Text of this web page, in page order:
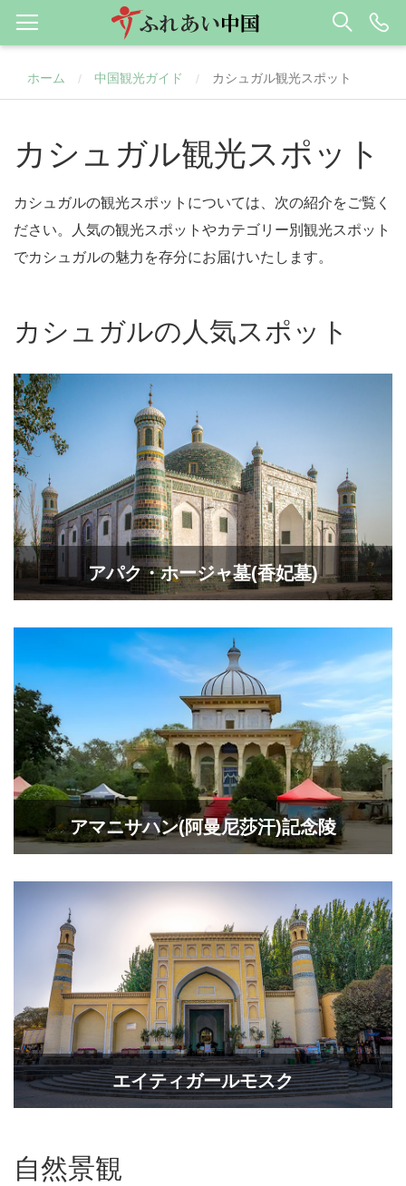
ホーム / 中国観光ガイド / カシュガル観光スポット
カシュガル観光スポット
カシュガルの観光スポットについては、次の紹介をご覧く
ださい。人気の観光スポットやカテゴリー別観光スポット
でカシュガルの魅力を存分にお届けいたします。
カシュガルの人気スポット
アパク・ホージャ墓(香妃墓)
アマニサハン(阿曼尼莎汗)記念陵
エイティガールモスク
自然景観